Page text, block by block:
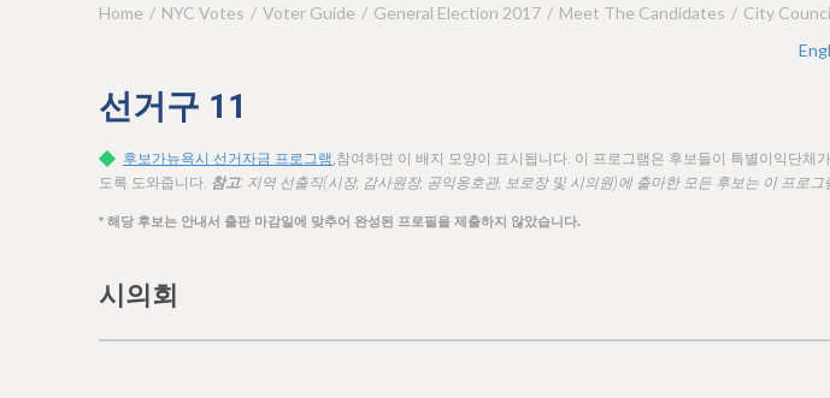
Y
u
r
e
e
r
Home NYC Votes Voter Guide General Election 2017 Meet The Candidates
City
선거구 11
후보가뉴욕시 선거자금 프로그램,참여하면 이 배지 모양이 표시됩니다. 이 프로그램은 후보들이 특별이익단체
도록 도와줍니다. 참고: 지역 선출직(시장, 감사원장, 공익옹호관, 보로장 및 시의원)에 출마한 모든 후보는 이 프로그
* 해당 후보는 안내서 출판 마감일에 맞추어 완성된 프로필을 제출하지 않았습니다.
시의회